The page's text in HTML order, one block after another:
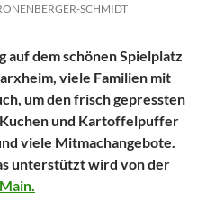
SCHMIDT
auf dem schönen Spielplatz
viele Familien mit
um den frisch gepressten
und Kartoffelpuffer
viele Mitmachangebote.
unterstützt wird von der